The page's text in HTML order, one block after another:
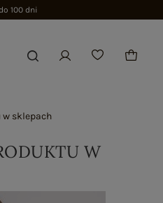
100 dni
w sklepach
W